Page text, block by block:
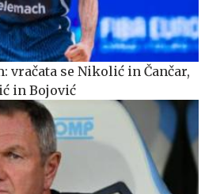
vračata se Nikolić in Čančar,
in Bojović